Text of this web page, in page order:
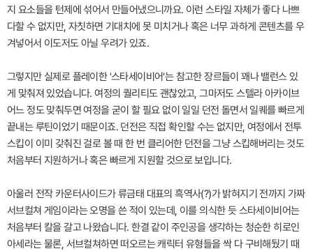
지 요소들을 턴제에 섞어서 만들어냈으니까요. 이런 스타일 자체가 좋다 나쁘
다할 수 없지만, 자칫하면 기대치에 못 미치거나 혹은 너무 과하게 콘텐츠를 우
겨넣어서 이도저도 아닐 우려가 있죠.
그렇지만 실제로 플레이한 '스타세이비어'는 참고한 장르들이 꽤나 밸런스 있
게 맞춰져 있었습니다. 여정의 퀄리티도 괜찮았고, 그마저도 스텔라 아카이브
어느 정도 맞춰두면 여정을 굳이 할 필요 없이 일일 던전 돌면서 일퀘를 빠르게
끝내는 루틴이었기 때문이죠. 던전은 직접 확인할 수는 없지만, 여정에서 전투
스킵이 이미 갖춰진 걸로 볼 때 한 번 클리어한 던전을 그냥 스킵해버리는 것도
처음부터 지원하거나 혹은 빠르게 지원할 것으로 보입니다.
아울러 전작 카운터사이드가 류금태 대표의 흑역사(?)가 밝혀지기 전까지 가짜
서브컬쳐 게임이라는 오명을 쓴 적이 있는데, 이를 의식한 듯 스타세이비어는
처음부터 칼을 갈고 나왔습니다. 한결 같이 주인공을 생각하는 청순한 히로인
아세라는 물론, 서브컬쳐하면 떠오르는 캐릭터 유형들을 싹 다 구비해뒀기 때